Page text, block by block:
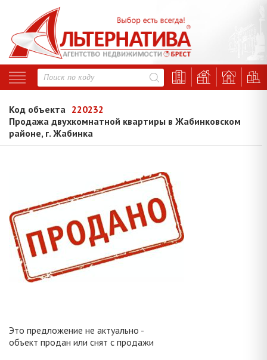
Код объекта 220232
Продажа двухкомнатной квартиры в Жабинковском
районе, г. Жабинка
Это предложение не актуально -
объект продан или снят с продажи